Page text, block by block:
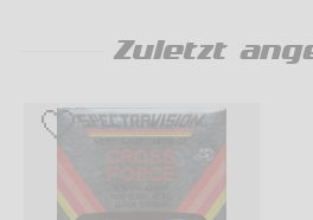
Zuletzt